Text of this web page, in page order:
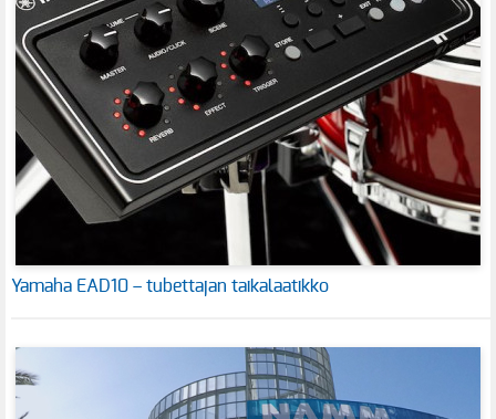
Yamaha EAD10 – tubettajan taikalaatikko